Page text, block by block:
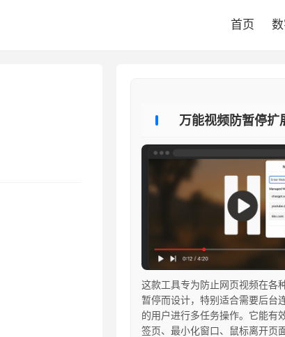
首页
万能视频防暂停扩
这款工具专为防止网页视频在各
暂停而设计，特别适合需要后台
的用户进行多任务操作。它能有
签页、最小化窗口、鼠标离开页